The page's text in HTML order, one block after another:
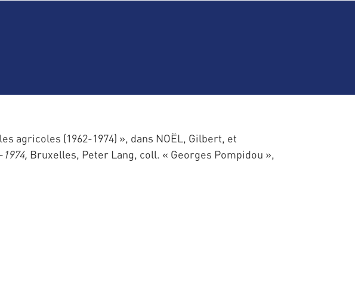
agricoles (1962-1974) », dans NOËL, Gilbert, et
Bruxelles, Peter Lang, coll. « Georges Pompidou »,